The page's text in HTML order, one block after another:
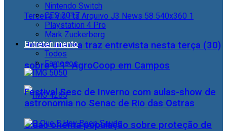
Jornal Aurora traz entrevista nesta terça (30)
sobre o 1° AgroCoop em Campos
Cidac orienta população sobre proteção de
Nintendo Switch
CES 2017
Playstation 4 Pro
Mark Zuckerberg
Entretenimento
Todos
Famosos
Festival Sesc de Inverno com aulas-show de
astronomia no Senac de Rio das Ostras